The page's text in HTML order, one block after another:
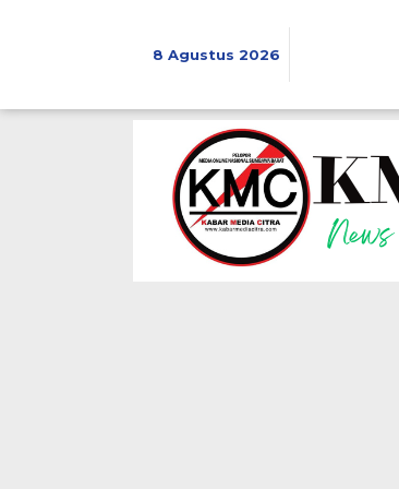
8 Agustus 2026